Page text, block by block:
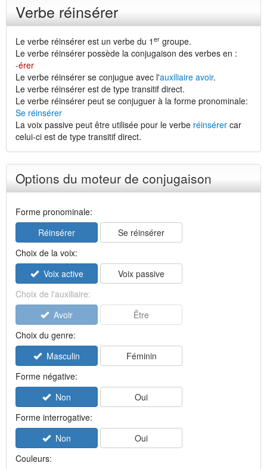
Verbe réinsérer
Le verbe réinsérer est un verbe du 1 er groupe.
Le verbe réinsérer possède la conjugaison des verbes en :
-érer
Le verbe réinsérer se conjugue avec l'auxiliaire avoir.
Le verbe réinsérer est de type transitif direct.
Le verbe réinsérer peut se conjuguer à la forme pronominale:
Se réinsérer
La voix passive peut être utilisée pour le verbe réinsérer car
celui-ci est de type transitif direct.
Options du moteur de conjugaison
Forme pronominale:
Réinsérer
Se réinsérer
Choix de la voix:
Voix active
Voix passive
Choix de l'auxiliaire:
Avoir
Être
Choix du genre:
Masculin
Féminin
Forme négative:
Non
Oui
Forme interrogative:
Non
Oui
Couleurs: